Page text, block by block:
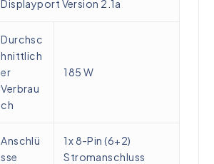
Displayport Version 2.1a
Durchsc
hnittlich
er
Verbrau
ch
185 W
Anschlü
sse
1x 8-Pin (6+2)
Stromanschluss